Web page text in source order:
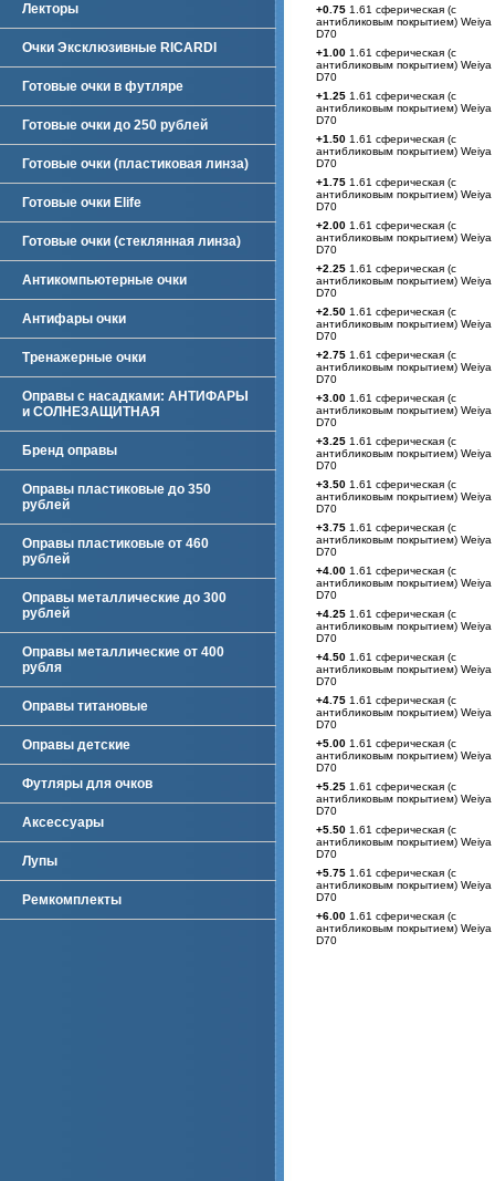
Лекторы
Очки Эксклюзивные RICARDI
Готовые очки в футляре
Готовые очки до 250 рублей
Готовые очки (пластиковая линза)
Готовые очки Elife
Готовые очки (стеклянная линза)
Антикомпьютерные очки
Антифары очки
Тренажерные очки
Оправы с насадками: АНТИФАРЫ
и СОЛНЕЗАЩИТНАЯ
Бренд оправы
Оправы пластиковые до 350
рублей
Оправы пластиковые от 460
рублей
Оправы металлические до 300
рублей
Оправы металлические от 400
рубля
Оправы титановые
Оправы детские
Футляры для очков
Аксессуары
Лупы
Ремкомплекты
+0.75 1.61 сферическая (с
антибликовым покрытием) Weiya
D70
+1.00 1.61 сферическая (с
антибликовым покрытием) Weiya
D70
+1.25 1.61 сферическая (с
антибликовым покрытием) Weiya
D70
+1.50 1.61 сферическая (с
антибликовым покрытием) Weiya
D70
+1.75 1.61 сферическая (с
антибликовым покрытием) Weiya
D70
+2.00 1.61 сферическая (с
антибликовым покрытием) Weiya
D70
+2.25 1.61 сферическая (с
антибликовым покрытием) Weiya
D70
+2.50 1.61 сферическая (с
антибликовым покрытием) Weiya
D70
+2.75 1.61 сферическая (с
антибликовым покрытием) Weiya
D70
+3.00 1.61 сферическая (с
антибликовым покрытием) Weiya
D70
+3.25 1.61 сферическая (с
антибликовым покрытием) Weiya
D70
+3.50 1.61 сферическая (с
антибликовым покрытием) Weiya
D70
+3.75 1.61 сферическая (с
антибликовым покрытием) Weiya
D70
+4.00 1.61 сферическая (с
антибликовым покрытием) Weiya
D70
+4.25 1.61 сферическая (с
антибликовым покрытием) Weiya
D70
+4.50 1.61 сферическая (с
антибликовым покрытием) Weiya
D70
+4.75 1.61 сферическая (с
антибликовым покрытием) Weiya
D70
+5.00 1.61 сферическая (с
антибликовым покрытием) Weiya
D70
+5.25 1.61 сферическая (с
антибликовым покрытием) Weiya
D70
+5.50 1.61 сферическая (с
антибликовым покрытием) Weiya
D70
+5.75 1.61 сферическая (с
антибликовым покрытием) Weiya
D70
+6.00 1.61 сферическая (с
антибликовым покрытием) Weiya
D70